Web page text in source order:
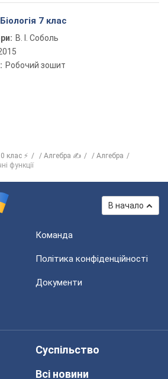
7 клас
В. І. Соболь
Робочий зошит
клас ⚡ Алгебра ✍
Алгебра
функції
В начало
Команда
Політика конфіденційності
Документи
Суспільство
Всі новини